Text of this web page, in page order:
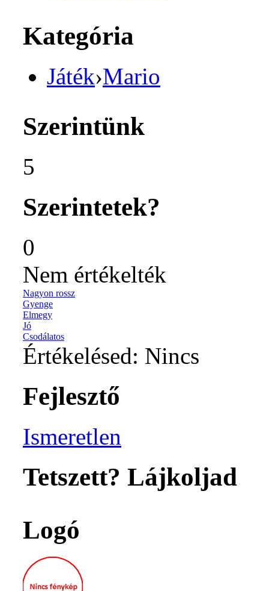
Kategória
Játék›Mario
Szerintünk
5
Szerintetek?
0
Nem értékelték
Nagyon rossz
Gyenge
Elmegy
Jó
Csodálatos
Értékelésed: Nincs
Fejlesztő
Ismeretlen
Tetszett? Lájkoljad
Logó